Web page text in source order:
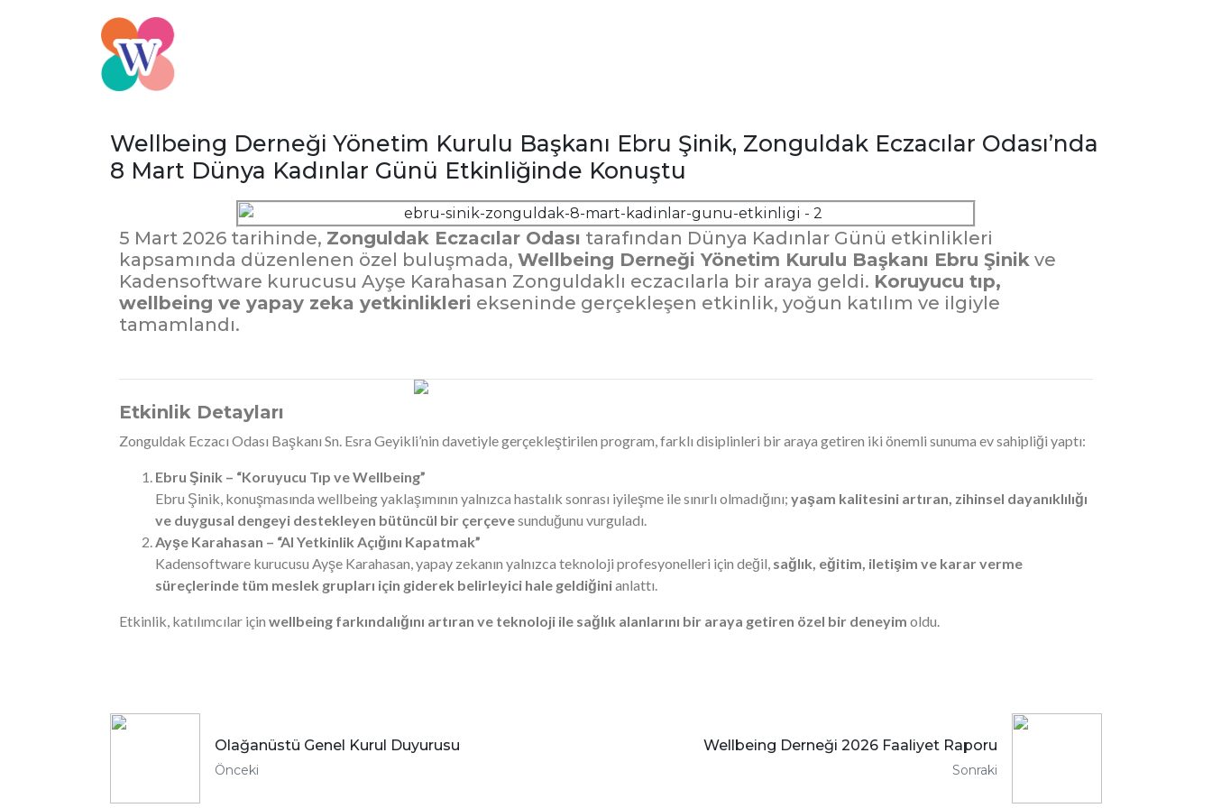
Wellbeing Derneği Yönetim Kurulu Başkanı Ebru Şinik, Zonguldak Eczacılar Odası’nda
8 Mart Dünya Kadınlar Günü Etkinliğinde Konuştu
5 Mart 2026 tarihinde, Zonguldak Eczacılar Odası tarafından Dünya Kadınlar Günü etkinlikleri
kapsamında düzenlenen özel buluşmada, Wellbeing Derneği Yönetim Kurulu Başkanı Ebru Şinik ve
Kadensoftware kurucusu Ayşe Karahasan Zonguldaklı eczacılarla bir araya geldi. Koruyucu tıp,
wellbeing ve yapay zeka yetkinlikleri ekseninde gerçekleşen etkinlik, yoğun katılım ve ilgiyle
tamamlandı.
Etkinlik Detayları
Zonguldak Eczacı Odası Başkanı Sn. Esra Geyikli’nin davetiyle gerçekleştirilen program, farklı disiplinleri bir araya getiren iki önemli sunuma ev sahipliği yaptı:
Ebru Şinik – “Koruyucu Tıp ve Wellbeing”
Ebru Şinik, konuşmasında wellbeing yaklaşımının yalnızca hastalık sonrası iyileşme ile sınırlı olmadığını; yaşam kalitesini artıran, zihinsel dayanıklılığı
ve duygusal dengeyi destekleyen bütüncül bir çerçevesunduğunu vurguladı.
Ayşe Karahasan – “AI Yetkinlik Açığını Kapatmak”
Kadensoftware kurucusu Ayşe Karahasan, yapay zekanın yalnızca teknoloji profesyonelleri için değil, sağlık, eğitim, iletişim ve karar verme
süreçlerinde tüm meslek grupları için giderek belirleyici hale geldiğinianlattı.
Etkinlik, katılımcılar için wellbeing farkındalığını artıran ve teknoloji ile sağlık alanlarını bir araya getiren özel bir deneyim oldu.
Olağanüstü Genel Kurul Duyurusu
Önceki
Wellbeing Derneği 2026 Faaliyet Raporu
Sonraki